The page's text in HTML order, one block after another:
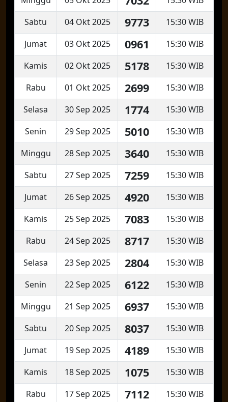
Sabtu
04 Okt 2025 9773
15:30 WIB
Jumat
03 Okt 2025 0961
15:30 WIB
Kamis
02 Okt 2025 5178
15:30 WIB
Rabu
01 Okt 2025 2699
15:30 WIB
Selasa
30 Sep 2025 1774
15:30 WIB
Senin
29 Sep 2025 5010
15:30 WIB
Minggu
28 Sep 2025 3640
15:30 WIB
Sabtu
27 Sep 2025 7259
15:30 WIB
Jumat
26 Sep 2025 4920
15:30 WIB
Kamis
25 Sep 2025 7083
15:30 WIB
Rabu
24 Sep 2025 8717
15:30 WIB
Selasa
23 Sep 2025 2804
15:30 WIB
Senin
22 Sep 2025 6122
15:30 WIB
Minggu
21 Sep 2025 6937
15:30 WIB
Sabtu
20 Sep 2025 8037
15:30 WIB
Jumat
19 Sep 2025 4189
15:30 WIB
Kamis
18 Sep 2025 1075
15:30 WIB
Rabu
17 Sep 2025 7112
15:30 WIB